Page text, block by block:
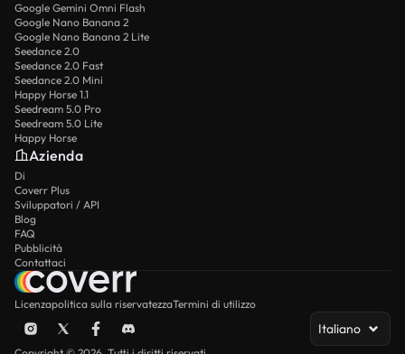
Google Gemini Omni Flash
Google Nano Banana 2
Google Nano Banana 2 Lite
Seedance 2.0
Seedance 2.0 Fast
Seedance 2.0 Mini
Happy Horse 1.1
Seedream 5.0 Pro
Seedream 5.0 Lite
Happy Horse
Azienda
Di
Coverr Plus
Sviluppatori / API
Blog
FAQ
Pubblicità
Contattaci
Licenzapolitica sulla riservatezzaTermini di utilizzo
Italiano